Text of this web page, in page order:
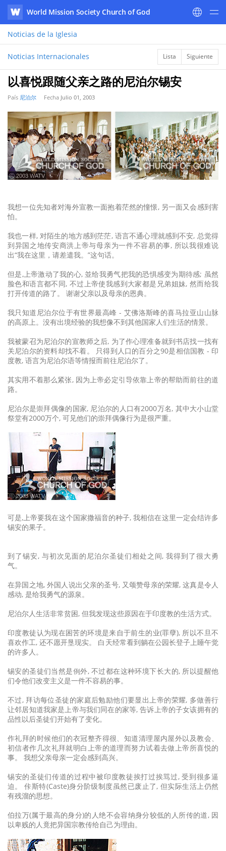
WATV
World Mission Society Church of God
Noticias de la Iglesia
Noticias Internacionales Lista Siguiente
以喜悦跟随父亲之路的尼泊尔锡安
País 尼泊尔 Fecha Julio 01, 2003
ⓒ 2003 WATV
我想一位先知者对海外宣教一面抱着茫然的憧憬, 另一面又会感到害
怕。
我也一样, 对陌生的地方感到茫茫, 语言不通心理就感到不安, 总觉得
到异国之地传安商洪上帝与母亲为一件不容易的事, 所以我很难说
出“我在这里，请差遣我。”这句话。
但是,上帝激动了我的心, 並给我勇气把我的恐惧感变为期待感; 虽然
脸色和语言都不同, 不过上帝使我感到大家都是兄弟姐妹, 然而给我
打开传道的路了。 谢谢父亲以及母亲的恩典。
我只知道尼泊尔位于有世界最高峰 - 艾佛洛斯峰的喜马拉亚山山脉
的高原上。没有出境经验的我想像不到其他国家人们生活的情景。
我被蒙召为尼泊尔的宣教师之后, 为了作心理准备就到书店找一找有
关尼泊尔的资料却找不着。 只得到人口的百分之90是相信国教 - 印
度教, 语言为尼泊尔语等情报而前往尼泊尔了。
其实用不着那么紧张, 因为上帝必定引导依靠上帝的帮助而前往的道
路。
尼泊尔是崇拜偶像的国家, 尼泊尔的人口有2000万名, 其中大小山堂
祭堂有2000万个, 可见他们的崇拜偶像行为是很严重。
ⓒ 2003 WATV
可是,上帝要我在这个国家撒福音的种子, 我相信在这里一定会结许多
锡安的果子。
到了锡安, 与初次见面的尼泊尔圣徒们相处之间, 我得到了很大勇
气。
在异国之地, 外国人说出父亲的圣号, 又颂赞母亲的荣耀, 这真是令人
感动, 是给我勇气的源泉。
尼泊尔人生活非常贫困, 但我发现这些原因在于印度教的生活方式。
印度教徒认为现在困苦的环境是来自于前生的业(罪孽), 所以不旦不
喜欢作工, 还不愿开垦现实。 白天经常看到躺在公园长登子上睡午觉
的许多人。
锡安的圣徒们当然是例外, 不过都在这种环境下长大的, 所以提醒他
们令他们改变主义是一件不容易的事。
不过, 拜访每位圣徒的家庭后勉励他们要显出上帝的荣耀, 多做善行
让邻居知道我家是上帝与我们同在的家等, 告诉上帝的子女该拥有的
品性以后圣徒们开始有了变化。
作礼拜的时候他们的衣冠整齐得很、知道清理屋内屋外以及教会、
初信者作几次礼拜就明白上帝的道理而努力试着去做上帝所喜悦的
事。 我想父亲母亲一定会感到高兴。
锡安的圣徒们传道的过程中被印度教徒挨打过挨骂过, 受到很多逼
迫。 佧斯特(Caste)身分阶级制度虽然已废止了, 但实际生活上仍然
有残溜的思想。
伯拉万(属于最高的身分)的人绝不会容纳身分较低的人所传的道, 因
以卑贱的人竟把异国宗教传给自己为理由。